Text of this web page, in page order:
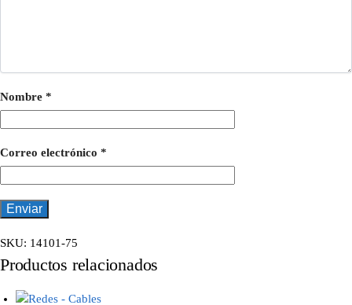
Nombre *
Correo electrónico *
SKU: 14101-75
Productos relacionados